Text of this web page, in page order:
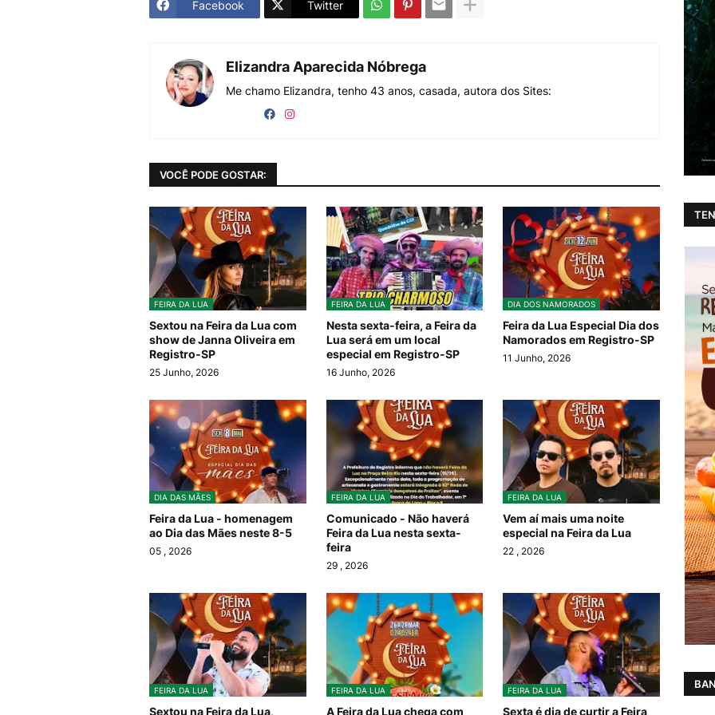
Facebook Twitter
Elizandra Aparecida Nóbrega
Me chamo Elizandra, tenho 43 anos, casada, autora dos Sites:
VOCÊ PODE GOSTAR:
FEIRA DA LUA
Sextou na Feira da Lua com
show de Janna Oliveira em
Registro-SP
25 Junho, 2026
FEIRA DA LUA
Nesta sexta-feira, a Feira da
Lua será em um local
especial em Registro-SP
16 Junho, 2026
DIA DOS NAMORADOS
Feira da Lua Especial Dia dos
Namorados em Registro-SP
11 Junho, 2026
DIA DAS MÃES
Feira da Lua - homenagem
ao Dia das Mães neste 8-5
05 , 2026
FEIRA DA LUA
Comunicado - Não haverá
Feira da Lua nesta sexta-
feira
29 , 2026
FEIRA DA LUA
Vem aí mais uma noite
especial na Feira da Lua
22 , 2026
FEIRA DA LUA
Sextou na Feira da Lua,
FEIRA DA LUA
A Feira da Lua chega com
FEIRA DA LUA
Sexta é dia de curtir a Feira